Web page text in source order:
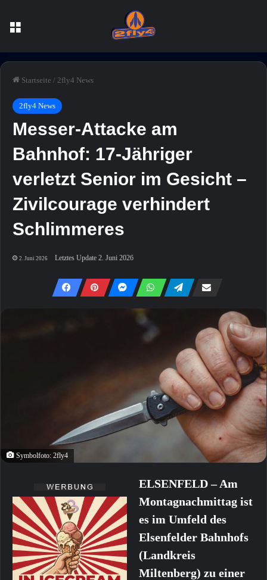
Startseite / 2fly4 News
2fly4 News
Messer-Attacke am
Bahnhof: 17-Jähriger
verletzt Senior im Gesicht –
Zivilcourage verhindert
Schlimmeres
2. Juni 2026 Letztes Update 2. Juni 2026
Symbolfoto: 2fly4
ELSENFELD – Am
Montagnachmittag ist
es im Umfeld des
Elsenfelder Bahnhofs
(Landkreis
Miltenberg) zu einer